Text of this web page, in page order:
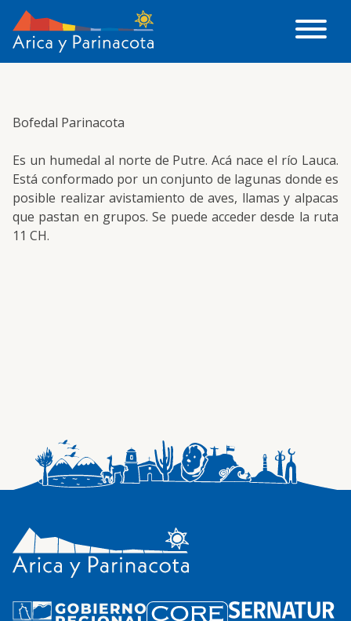
Bofedal Parinacota
Es un humedal al norte de Putre. Acá nace el río Lauca.
Está conformado por un conjunto de lagunas donde es
posible realizar avistamiento de aves, llamas y alpacas
que pastan en grupos. Se puede acceder desde la ruta
11 CH.